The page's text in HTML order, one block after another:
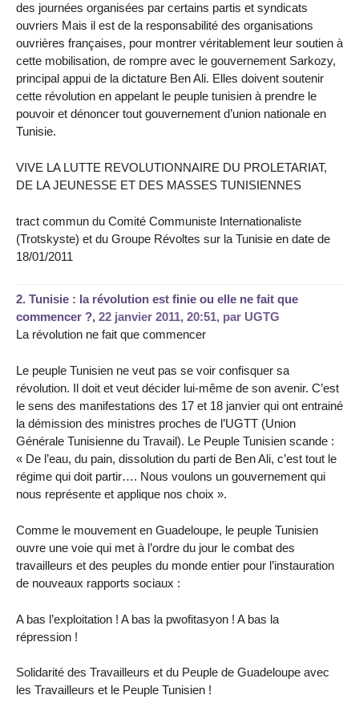
des journées organisées par certains partis et syndicats
ouvriers Mais il est de la responsabilité des organisations
ouvrières françaises, pour montrer véritablement leur soutien à
cette mobilisation, de rompre avec le gouvernement Sarkozy,
principal appui de la dictature Ben Ali. Elles doivent soutenir
cette révolution en appelant le peuple tunisien à prendre le
pouvoir et dénoncer tout gouvernement d’union nationale en
Tunisie.
VIVE LA LUTTE REVOLUTIONNAIRE DU PROLETARIAT,
DE LA JEUNESSE ET DES MASSES TUNISIENNES
tract commun du Comité Communiste Internationaliste
(Trotskyste) et du Groupe Révoltes sur la Tunisie en date de
18/01/2011
2. Tunisie : la révolution est finie ou elle ne fait que
commencer ?, 22 janvier 2011, 20:51, par UGTG
La révolution ne fait que commencer
Le peuple Tunisien ne veut pas se voir confisquer sa
révolution. Il doit et veut décider lui-même de son avenir. C’est
le sens des manifestations des 17 et 18 janvier qui ont entrainé
la démission des ministres proches de l’UGTT (Union
Générale Tunisienne du Travail). Le Peuple Tunisien scande :
« De l’eau, du pain, dissolution du parti de Ben Ali, c’est tout le
régime qui doit partir…. Nous voulons un gouvernement qui
nous représente et applique nos choix ».
Comme le mouvement en Guadeloupe, le peuple Tunisien
ouvre une voie qui met à l’ordre du jour le combat des
travailleurs et des peuples du monde entier pour l’instauration
de nouveaux rapports sociaux :
A bas l’exploitation ! A bas la pwofitasyon ! A bas la
répression !
Solidarité des Travailleurs et du Peuple de Guadeloupe avec
les Travailleurs et le Peuple Tunisien !